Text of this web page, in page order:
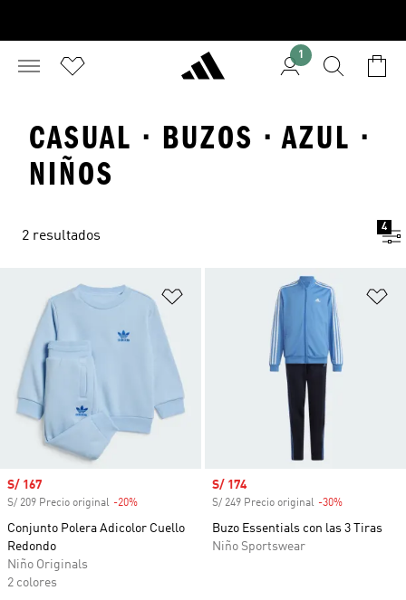
1
CASUAL · BUZOS · AZUL ·
NIÑOS
2 resultados
4
Añadir a la lista de deseos
Precio de venta
S/ 167
S/ 209 Precio original -20%
Conjunto Polera Adicolor Cuello
Redondo
Niño Originals
2 colores
Precio de venta
S/ 174
S/ 249 Precio original -30%
Buzo Essentials con las 3 Tiras
Niño Sportswear